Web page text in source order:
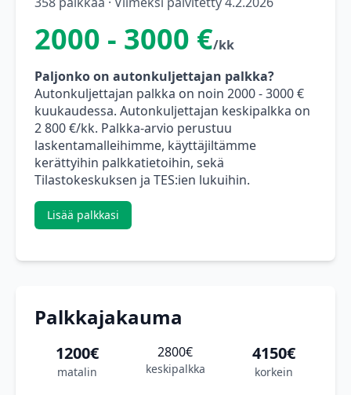
2000 - 3000 €/kk
Paljonko on autonkuljettajan palkka?
Autonkuljettajan palkka on noin 2000 - 3000 €
kuukaudessa. Autonkuljettajan keskipalkka on
2 800 €/kk. Palkka-arvio perustuu
laskentamalleihimme, käyttäjiltämme
kerättyihin palkkatietoihin, sekä
Tilastokeskuksen ja TES:ien lukuihin.
Lisää palkkasi
Palkkajakauma
1200€
matalin
2800€
keskipalkka
4150€
korkein